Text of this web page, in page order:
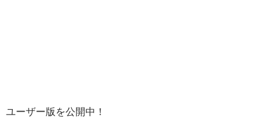
ユーザー版を公開中！